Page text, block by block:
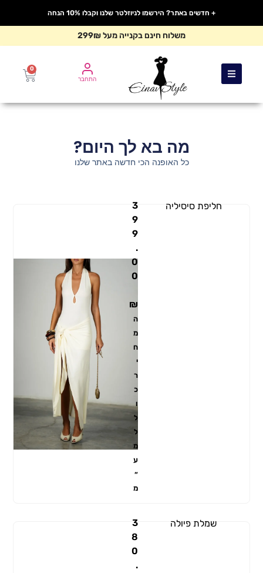
+ חדשים באתר? הירשמו לניוזלטר שלנו וקבלו 10% הנחה
משלוח חינם בקנייה מעל 299₪
0
התחבר
מה בא לך היום?
כל האופנה הכי חדשה באתר שלנו
3
9
9
.
0
0
₪
ה
מ
ח
י
ר
כ
ו
ל
ל
מ
ע
״
מ
חליפת סיסיליה
3
8
0
.
שמלת פיולה